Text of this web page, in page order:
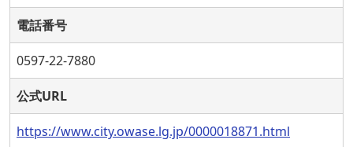
電話番号
0597-22-7880
公式URL
https://www.city.owase.lg.jp/0000018871.html